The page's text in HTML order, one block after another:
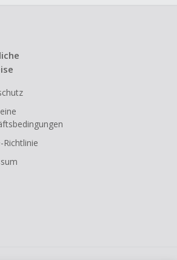
Richtlinie